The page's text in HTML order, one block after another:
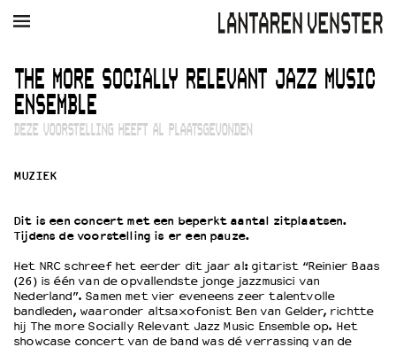
AGENDA FILM MUZIEK RESTAURANT VERHUUR
Winkelmandje
Zoek
Openingstijden & contact
Kaartverkoop
EDUCATIE
Schoolvoorstellingen
Filmprogramma’s Primair Onderwijs
THE MORE SOCIALLY RELEVANT JAZZ MUSIC
ENSEMBLE
DEZE VOORSTELLING HEEFT AL PLAATSGEVONDEN
MUZIEK
Dit is een concert met een beperkt aantal zitplaatsen.
Tijdens de voorstelling is er een pauze.
Het NRC schreef het eerder dit jaar al: gitarist “Reinier Baas
(26) is één van de opvallendste jonge jazzmusici van
Nederland”. Samen met vier eveneens zeer talentvolle
bandleden, waaronder altsaxofonist Ben van Gelder, richtte
hij The more Socially Relevant Jazz Music Ensemble op. Het
showcase concert van de band was dé verrassing van de